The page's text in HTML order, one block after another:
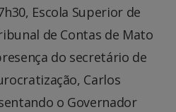
Escola Superior de
de Contas de Mato
do secretário de
Carlos
o Governador